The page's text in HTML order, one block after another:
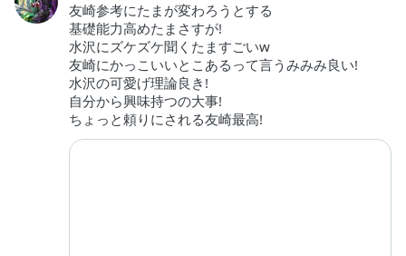
友崎参考にたまが変わろうとする
基礎能力高めたまさすが!
水沢にズケズケ聞くたますごいw
友崎にかっこいいとこあるって言うみみみ良い!
水沢の可愛げ理論良き!
自分から興味持つの大事!
ちょっと頼りにされる友崎最高!